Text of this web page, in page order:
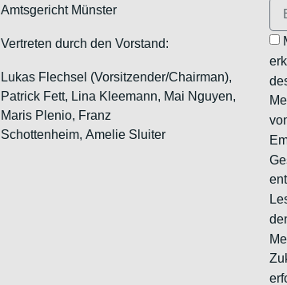
Amtsgericht Münster
Vertreten durch den Vorstand:
Lukas Flechsel (Vorsitzender/Chairman),
Patrick Fett, Lina Kleemann, Mai Nguyen,
Maris Plenio, Franz
Schottenheim, Amelie Sluiter